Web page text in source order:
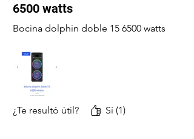
6500 watts
Bocina dolphin doble 15 6500 watts
¿Te resultó útil? Sí (1)